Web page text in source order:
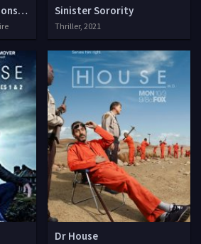
Built Sinister Sorority
Thriller, 2021
Dr House